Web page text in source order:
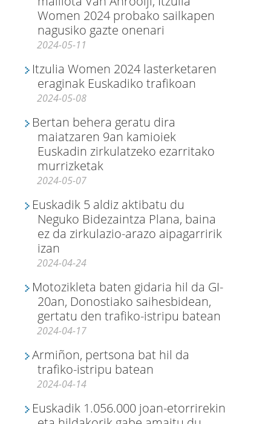
Women 2024 probako sailkapen
nagusiko gazte onenari
2024-05-11
Itzulia Women 2024 lasterketaren
eraginak Euskadiko trafikoan
2024-05-08
Bertan behera geratu dira
maiatzaren 9an kamioiek
Euskadin zirkulatzeko ezarritako
murrizketak
2024-05-07
Euskadik 5 aldiz aktibatu du
Neguko Bidezaintza Plana, baina
ez da zirkulazio-arazo aipagarririk
izan
2024-04-24
Motozikleta baten gidaria hil da GI-
20an, Donostiako saihesbidean,
gertatu den trafiko-istripu batean
2024-04-17
Armiñon, pertsona bat hil da
trafiko-istripu batean
2024-04-14
Euskadik 1.056.000 joan-etorrirekin